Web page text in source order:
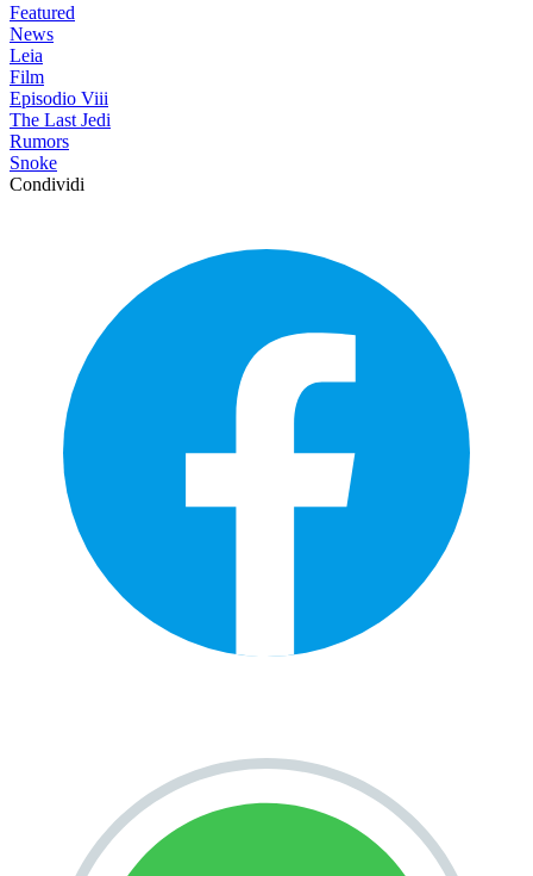
Featured
News
Leia
Film
Episodio Viii
The Last Jedi
Rumors
Snoke
Condividi